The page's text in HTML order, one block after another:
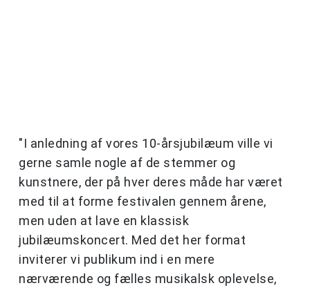
"I anledning af vores 10-årsjubilæum ville vi
gerne samle nogle af de stemmer og
kunstnere, der på hver deres måde har været
med til at forme festivalen gennem årene,
men uden at lave en klassisk
jubilæumskoncert. Med det her format
inviterer vi publikum ind i en mere
nærværende og fælles musikalsk oplevelse,